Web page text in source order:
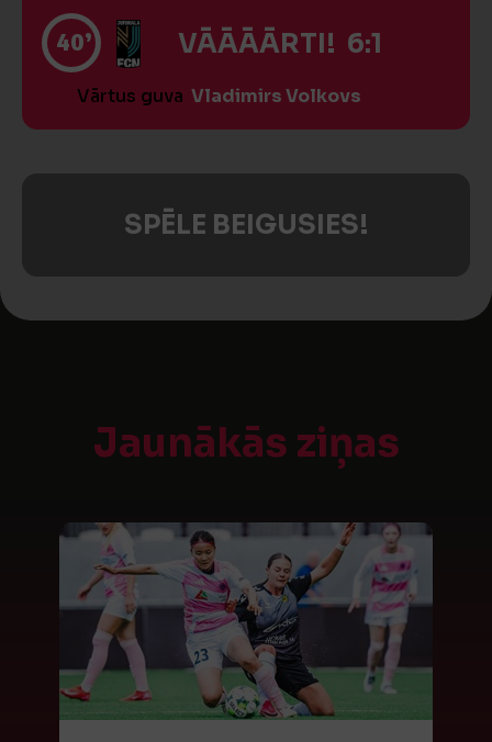
40’ VĀĀĀĀRTI! 6:1
Vārtus guva Vladimirs Volkovs
SPĒLE BEIGUSIES!
Jaunākās ziņas